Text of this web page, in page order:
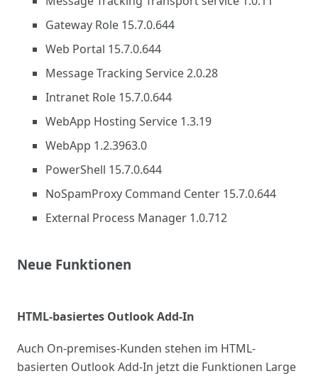
Gateway Role 15.7.0.644
Web Portal 15.7.0.644
Message Tracking Service 2.0.28
Intranet Role 15.7.0.644
WebApp Hosting Service 1.3.19
WebApp 1.2.3963.0
PowerShell 15.7.0.644
NoSpamProxy Command Center 15.7.0.644
External Process Manager 1.0.712
Neue Funktionen
HTML-basiertes Outlook Add-In
Auch On-premises-Kunden stehen im HTML-
basierten Outlook Add-In jetzt die Funktionen Large